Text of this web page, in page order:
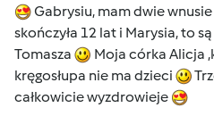
Gabrysiu, mam dwie wnusie
skończyła 12 lat i Marysia, to
Tomasza
Moja córka Alicja
kręgosłupa nie ma dzieci
całkowicie wyzdrowieje